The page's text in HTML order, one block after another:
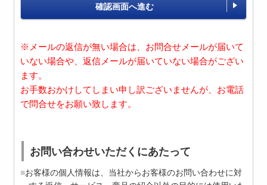
確認画面へ進む
※メールの返信が無い場合は、お問合せメールが届いて
いない場合や、返信メールが届いていない場合がござい
ます。
お手数おかけしてしまい申し訳ございませんが、お電話
で問合せをお願い致します。
お問い合わせいただくにあたって
お客様の個人情報は、当社からお客様のお問い合わせに対